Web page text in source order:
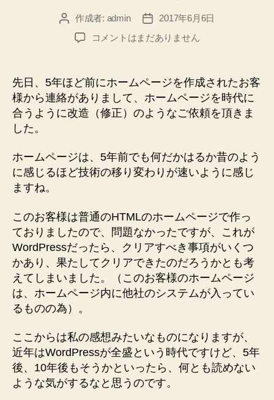
投 作成者: admin
投
稿
日
2017年6月6日
ホ
ペ
ー
ジ
は
の
HTML
ー
ム
ペ
ー
ジ
で
作
ほ
が
よ
い
コメントはまだありません
先日、5年ほど前にホームページを作成されたお客
様から連絡がありまして、ホームページを時代に
合うように改造（修正）のようなご依頼を頂きま
した。
ホームページは、5年前でも何だかはるか昔のよう
に感じるほど技術の移り変わりが速いように感じ
ますね。
このお客様は普通のHTMLのホームページで作っ
ておりましたので、問題なかったですが、これが
WordPressだったら、クリアすべき事項がいくつ
かあり、果たしてクリアできたのだろうかとも考
えてしまいました。（このお客様のホームページ
は、ホームページ内に他社のシステムが入ってい
るものの為）。
ここからは私の感想みたいなものになりますが、
近年はWordPressが全盛という時代ですけど、5年
後、10年後もそうかといったら、何とも読めない
ような気がするなと思うのです。